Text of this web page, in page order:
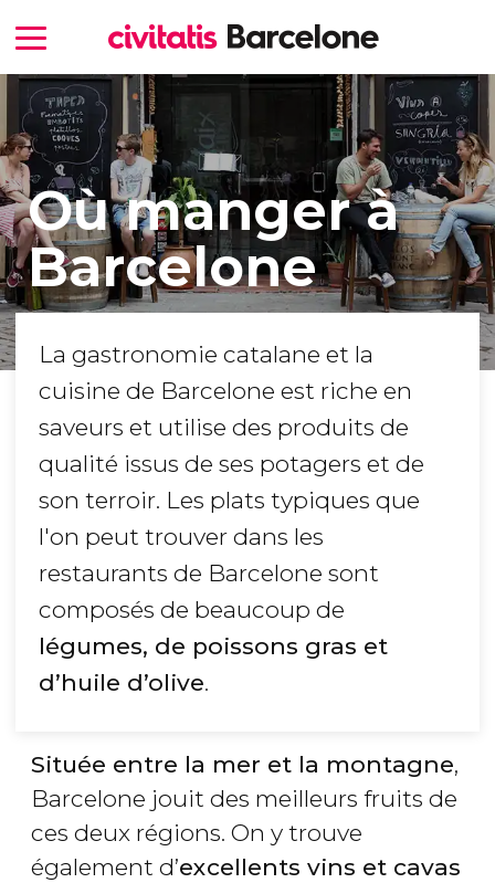
Où manger à
Barcelone
La gastronomie catalane et la
cuisine de Barcelone est riche en
saveurs et utilise des produits de
qualité issus de ses potagers et de
son terroir. Les plats typiques que
l'on peut trouver dans les
restaurants de Barcelone sont
composés de beaucoup de
légumes, de poissons gras et
d’huile d’olive.
Située entre la mer et la montagne,
Barcelone jouit des meilleurs fruits de
ces deux régions. On y trouve
également d’excellents vins et cavas